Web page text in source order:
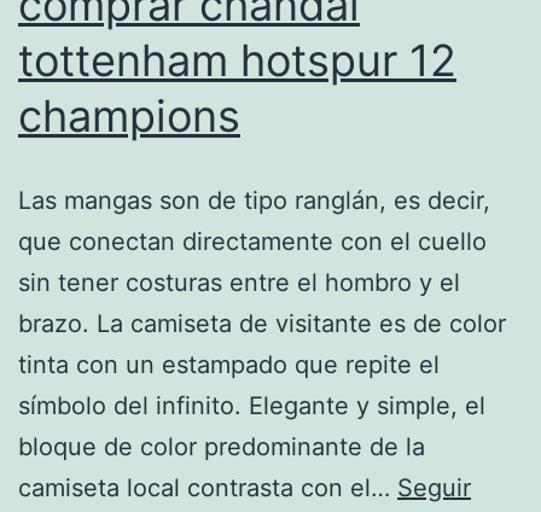
tottenham hotspur 12
champions
Las mangas son de tipo ranglán, es decir,
que conectan directamente con el cuello
sin tener costuras entre el hombro y el
brazo. La camiseta de visitante es de color
tinta con un estampado que repite el
símbolo del infinito. Elegante y simple, el
bloque de color predominante de la
camiseta local contrasta con el… Seguir